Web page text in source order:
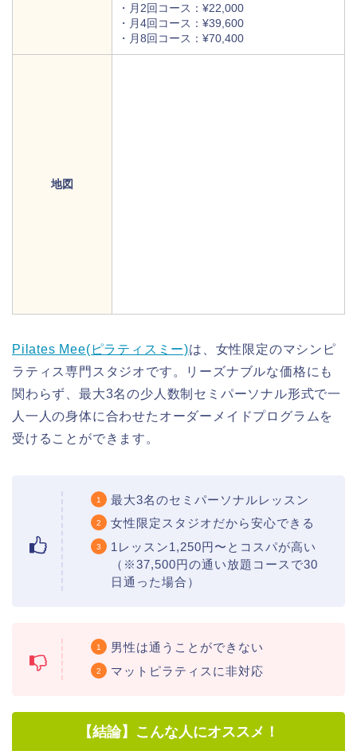
・月2回コース：¥22,000
・月4回コース：¥39,600
・月8回コース：¥70,400
地図
Pilates Mee(ピラティスミー)は、女性限定のマシンピ
ラティス専門スタジオです。リーズナブルな価格にも
関わらず、最大3名の少人数制セミパーソナル形式で一
人一人の身体に合わせたオーダーメイドプログラムを
受けることができます。
最大3名のセミパーソナルレッスン
女性限定スタジオだから安心できる
1レッスン1,250円〜とコスパが高い
（※37,500円の通い放題コースで30
日通った場合）
男性は通うことができない
マットピラティスに非対応
【結論】こんな人にオススメ！